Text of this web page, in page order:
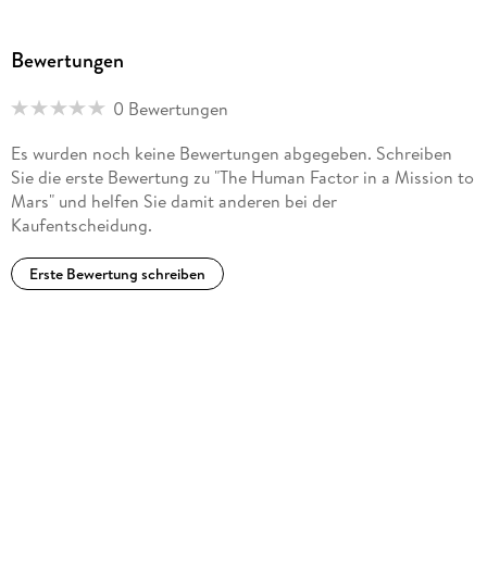
Bewertungen
0 Bewertungen
Es wurden noch keine Bewertungen abgegeben. Schreiben
Sie die erste Bewertung zu "The Human Factor in a Mission to
Mars" und helfen Sie damit anderen bei der
Kaufentscheidung.
Erste Bewertung schreiben